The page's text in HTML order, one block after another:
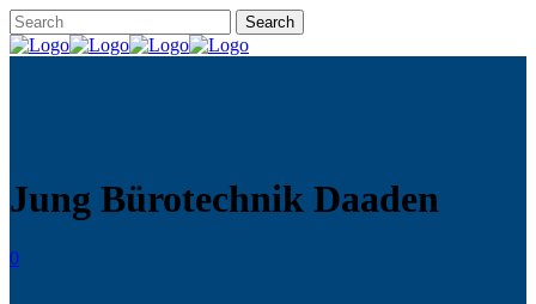
Jung Bürotechnik Daaden
0